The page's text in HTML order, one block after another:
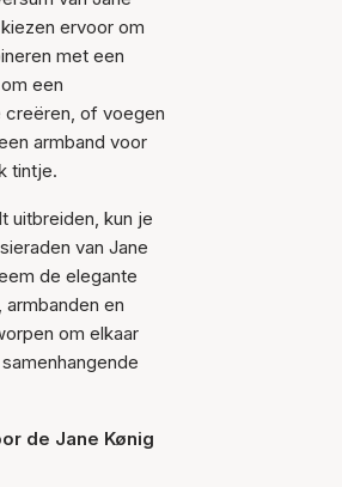
ervoor om
met een
een
creëren, of voegen
armband voor
tintje.
uitbreiden, kun je
van Jane
de elegante
en
om elkaar
de Jane Kønig